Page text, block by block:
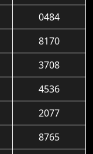
0484
8170
3708
4536
2077
8765